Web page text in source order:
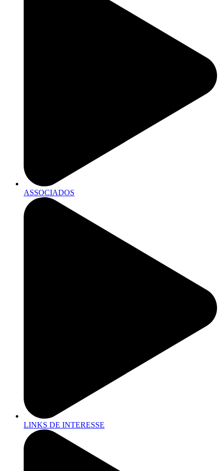
ASSOCIADOS
LINKS DE INTERESSE